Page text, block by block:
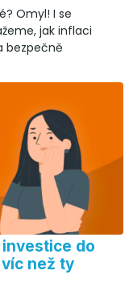
Omyl! I se
jak inflaci
bezpečně
do
než ty